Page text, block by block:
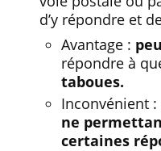
d’y répondre et
Avantage :
répondre à
taboues.
Inconvénient :
ne
certaines